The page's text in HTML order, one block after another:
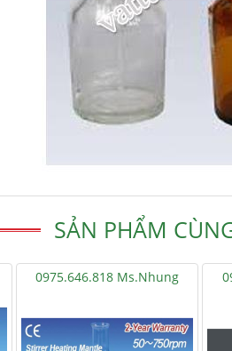
SẢN PHẨM
0975.646.818 Ms.Nhung